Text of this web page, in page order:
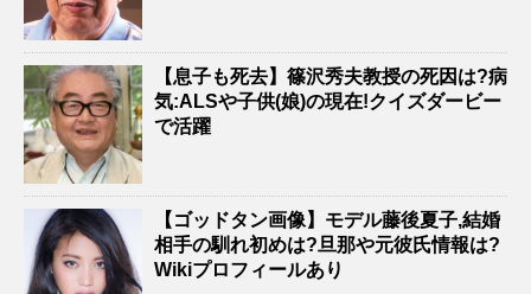
【息子も死去】篠沢秀夫教授の死因は?病
気:ALSや子供(娘)の現在!クイズダービー
で活躍
【ゴッドタン画像】モデル藤後夏子,結婚
相手の馴れ初めは?旦那や元彼氏情報は?
Wikiプロフィールあり